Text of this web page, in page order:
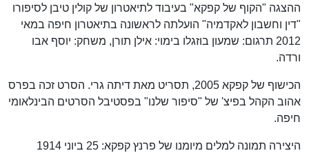
ההצגה "הקוף של קפקא" בעיבוד לתיאטרון של קולין טיבן לסיפורו
"דין וחשבון לאקדמיה" הועלתה לראשונה בתיאטרון חיפה במאי
2012 תרגום: שמעון בוזגלו בימוי: אילן תורן, משחק: יוסף אבו
ורדה.
הכישוף של קפקא 2005, תסריט מאת דיתה גרי. הסרט זכה בפרס
אהוב הקהל בפיצ' של "סיפור שלנו" בפסטיבל הסרטים הבינלאומי
חיפה.
היצירה תמונה למלים מיומנו של פרנץ קפקא: 25 ביוני 1914